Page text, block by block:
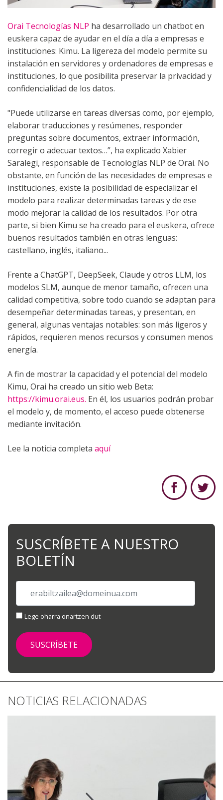
Orai Tecnologías NLP ha desarrollado un chatbot en
euskera capaz de ayudar en el día a día a empresas e
instituciones: Kimu. La ligereza del modelo permite su
instalación en servidores y ordenadores de empresas e
instituciones, lo que posibilita preservar la privacidad y
confidencialidad de los datos.
"Puede utilizarse en tareas diversas como, por ejemplo,
elaborar traducciones y resúmenes, responder
preguntas sobre documentos, extraer información,
corregir o adecuar textos…”, ha explicado Xabier
Saralegi, responsable de Tecnologías NLP de Orai. No
obstante, en función de las necesidades de empresas e
instituciones, existe la posibilidad de especializar el
modelo para realizar determinadas tareas y de ese
modo mejorar la calidad de los resultados. Por otra
parte, si bien Kimu se ha creado para el euskera, ofrece
buenos resultados también en otras lenguas:
castellano, inglés, italiano...
Frente a ChatGPT, DeepSeek, Claude y otros LLM, los
modelos SLM, aunque de menor tamaño, ofrecen una
calidad competitiva, sobre todo cuando se adaptan para
desempeñar determinadas tareas, y presentan, en
general, algunas ventajas notables: son más ligeros y
rápidos, requieren menos recursos y consumen menos
energía.
A fin de mostrar la capacidad y el potencial del modelo
Kimu, Orai ha creado un sitio web Beta:
https://kimu.orai.eus. En él, los usuarios podrán probar
el modelo y, de momento, el acceso puede obtenerse
mediante invitación.
Lee la noticia completa aquí
SUSCRÍBETE A NUESTRO
BOLETÍN
Lege oharra onartzen dut
NOTICIAS RELACIONADAS